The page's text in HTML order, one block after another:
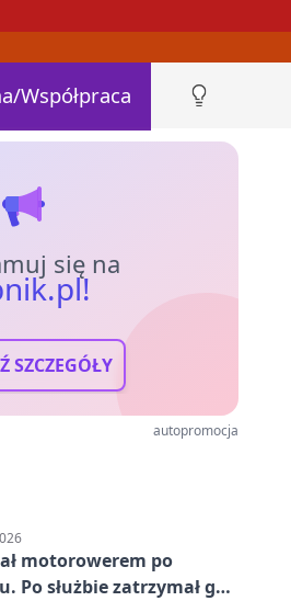
Współpraca
się na
SZCZEGÓŁY
autopromocja
motorowerem po
Po służbie zatrzymał go